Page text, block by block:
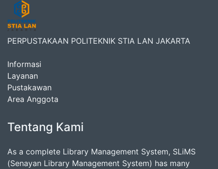
PERPUSTAKAAN POLITEKNIK STIA LAN JAKARTA
Informasi
Layanan
Pustakawan
Area Anggota
Tentang Kami
As a complete Library Management System, SLiMS
(Senayan Library Management System) has many